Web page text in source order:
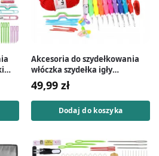
Akcesoria do szydełkowania
włóczka szydełka igły
znaczniki zestaw 33 el.
49,99 zł
Dodaj do koszyka